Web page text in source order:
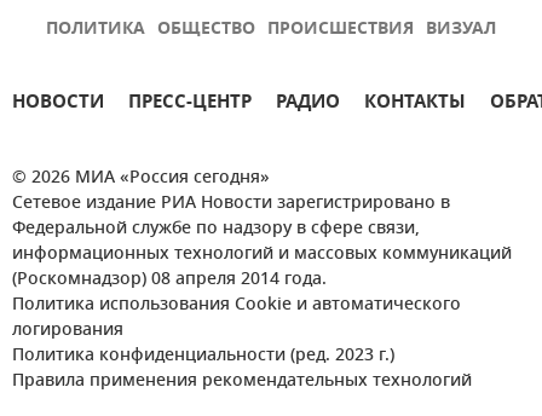
ПОЛИТИКА ОБЩЕСТВО ПРОИСШЕСТВИЯ ВИЗУАЛ
НОВОСТИ ПРЕСС-ЦЕНТР РАДИО КОНТАКТЫ
© 2026 МИА «Россия сегодня»
Сетевое издание РИА Новости зарегистрировано в
Федеральной службе по надзору в сфере связи,
информационных технологий и массовых коммуникаций
(Роскомнадзор) 08 апреля 2014 года.
Политика использования Cookie и автоматического
логирования
Политика конфиденциальности (ред. 2023 г.)
Правила применения рекомендательных технологий